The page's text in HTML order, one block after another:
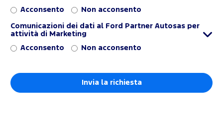
Acconsento Non acconsento
Comunicazioni dei dati al Ford Partner Autosas per
attività di Marketing
Acconsento Non acconsento